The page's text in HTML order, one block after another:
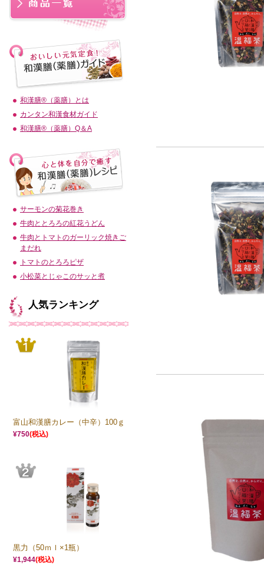
和漢膳®（薬膳）とは
カンタン和漢食材ガイド
和漢膳®（薬膳）Q＆A
サーモンの菊花巻き
牛肉ととろろの紅花うどん
牛肉とトマトのガーリック焼きご
まだれ
トマトのとろろピザ
小松菜とじゃこのサッと煮
人気ランキング
富山和漢膳カレー（中辛）100ｇ
¥750(税込)
黒力（50ｍｌ×1瓶）
¥1,944(税込)